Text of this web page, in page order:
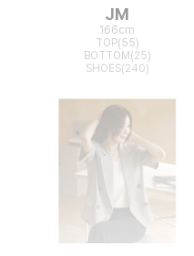
JM
166cm
TOP(55)
BOTTOM(25)
SHOES(240)